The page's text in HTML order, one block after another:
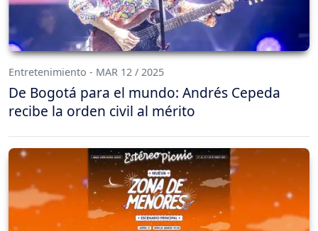
Entretenimiento - MAR 12 / 2025
De Bogotá para el mundo: Andrés Cepeda
recibe la orden civil al mérito